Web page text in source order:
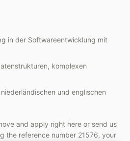
in der Softwareentwicklung mit
komplexen
und englischen
and apply right here or send us
the reference number 21576, your